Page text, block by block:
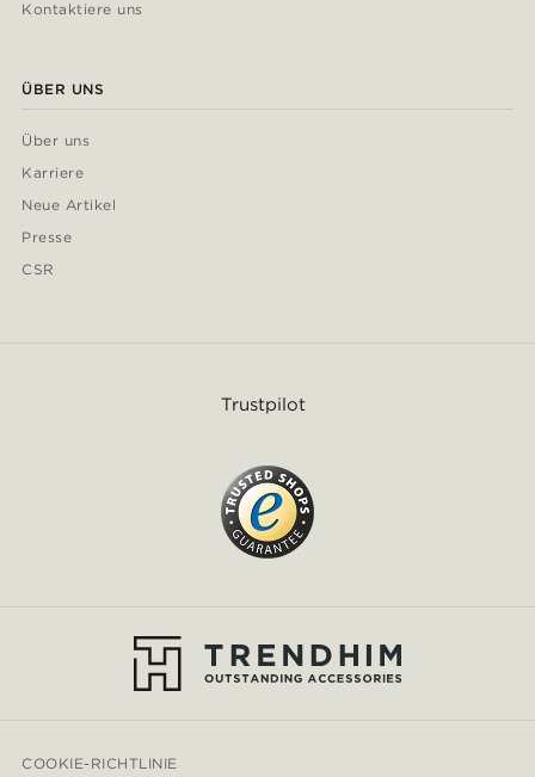
Kontaktiere uns
ÜBER UNS
Über uns
Karriere
Neue Artikel
Presse
CSR
Trustpilot
COOKIE-RICHTLINIE